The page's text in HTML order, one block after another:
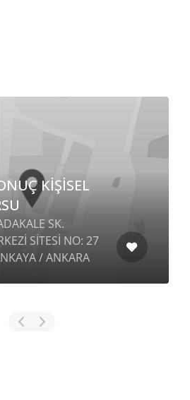
KİŞİSEL
SK.
SİTESİ NO: 27
/ ANKARA